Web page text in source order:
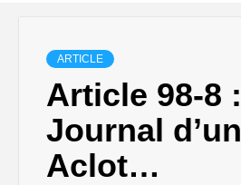
ARTICLE
Article 98-8 :
Journal d’un
Aclot…